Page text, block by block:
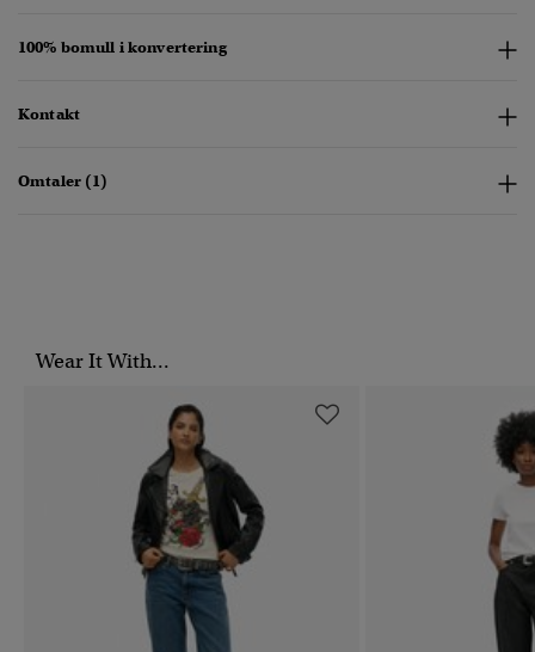
100% bomull i konvertering
Kontakt
Omtaler (1)
Wear It With...